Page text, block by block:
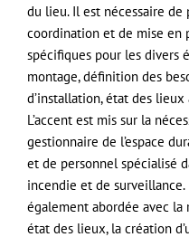
du lieu. Il est nécessaire de
coordination et de mise en
spécifiques pour les divers
montage, définition des
d’installation, état des
L’accent est mis sur la
gestionnaire de l’espace
et de personnel spécialisé
incendie et de
également abordée avec la
état des lieux, la création